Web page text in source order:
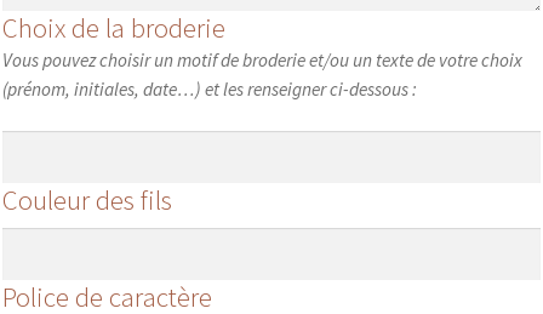
Choix de la broderie
Vous pouvez choisir un motif de broderie et/ou un texte de votre choix
(prénom, initiales, date…) et les renseigner ci-dessous :
Couleur des fils
Police de caractère